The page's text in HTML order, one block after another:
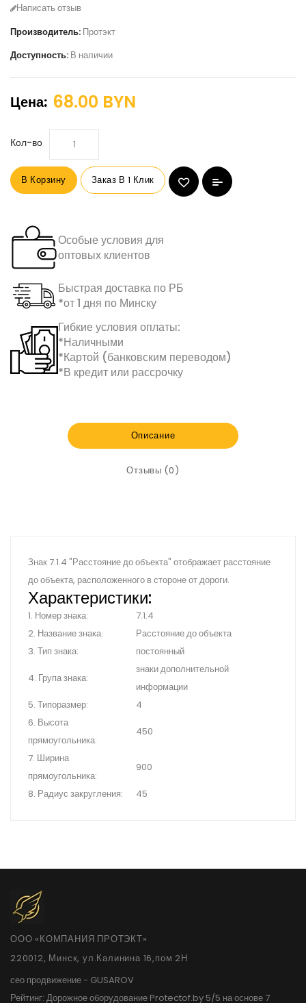
Написать отзыв
Производитель: Протэкт
Доступность: В наличии
Цена: 68.00 BYN
Кол-во
В Корзину Заказ В 1 Клик
Особые условия для
оптовых клиентов
Быстрая доставка по РБ
*от 1 дня по Минску
Гибкие условия оплаты:
*Наличными
*Картой (банковским переводом)
*В кредит или рассрочку
Описание
Отзывы (0)
Знак 7.1.4 "Расстояние до объекта" отображает расстояние
до объекта, расположенного в стороне от дороги.
Характеристики:
1. Номер знака:
7.1.4
2. Название знака:
Расстояние до объекта
3. Тип знака:
постоянный
4. Група знака:
знаки дополнительной
информации
5. Типоразмер:
4
6. Высота
прямоугольника:
450
7. Ширина
прямоугольника:
900
8. Радиус закругления: 45
ООО «КОМПАНИЯ ПРОТЭКТ»
220012, Минск, ул.Калинина 16,пом 2Н
сео продвижение- GUSAROV
Рейтинг: Дорожное оборудование Protectof.by 5/5 на основе 7